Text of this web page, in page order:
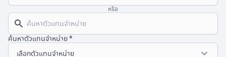
หรือ
ค้นหาตัวแทนจำหน่าย